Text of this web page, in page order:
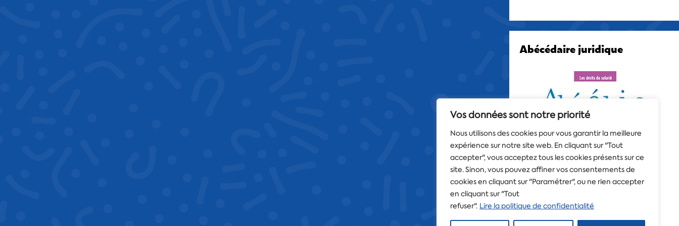
Vos données sont notre priorité
Nous utilisons des cookies pour vous garantir la meilleure
expérience sur notre site web. En cliquant sur "Tout
accepter", vous acceptez tous les cookies présents sur ce
site. Sinon, vous pouvez affiner vos consentements de
cookies en cliquant sur "Paramétrer", ou ne rien accepter
en cliquant sur "Tout
refuser". Lire la politique de confidentialité
Abécédaire juridique